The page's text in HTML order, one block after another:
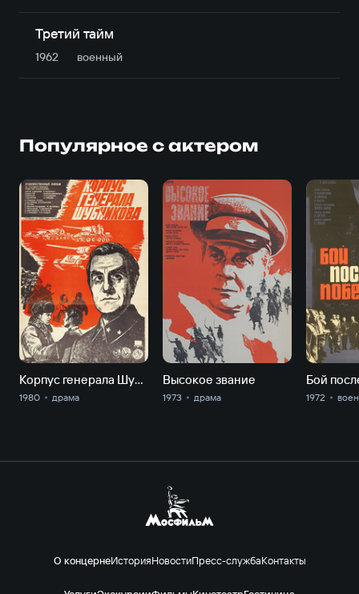
Третий тайм
1962 военный
Популярное с актером
Корпус генерала Шубникова
1980 драма
Высокое звание
1973 драма
Бой
1972
О концернеИсторияНовостиПресс-службаКонтакты